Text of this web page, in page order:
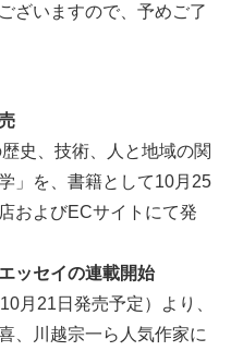
ざいますので、予めご了
史、技術、人と地域の関
」を、書籍として10月25
およびECサイトにて発
ッセイの連載開始
月21日発売予定）より、
、川越宗一ら人気作家に